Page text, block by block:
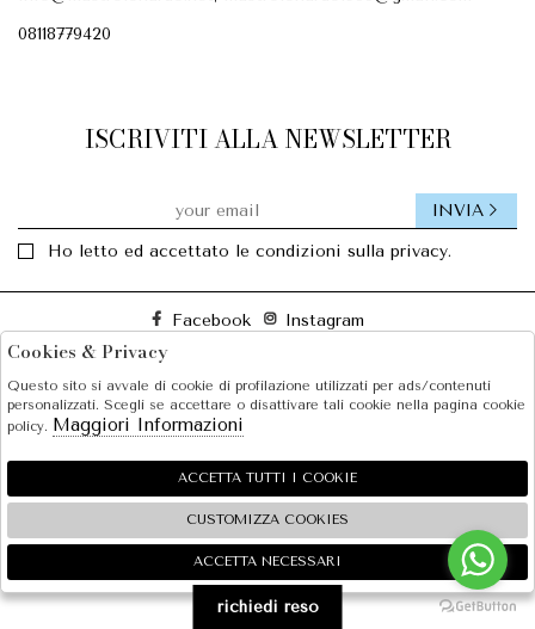
08118779420
ISCRIVITI ALLA NEWSLETTER
Ho letto ed accettato le condizioni sulla privacy.
INVIA
Facebook Instagram
SOLE S.R.L.
SHOPPING
EXTRA
2026 SOLE S.R.L. - P.iva : 07456781215 Powered byAteliersocietàgruppo Zucchetti
🍪
richiedi reso
Cookies & Privacy
Questo sito si avvale di cookie di profilazione utilizzati per ads/contenuti
personalizzati. Scegli se accettare o disattivare tali cookie nella pagina cookie
policy. Maggiori Informazioni
ACCETTA TUTTI I COOKIE
CUSTOMIZZA COOKIES
ACCETTA NECESSARI